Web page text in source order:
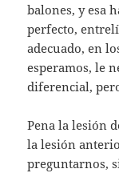
balones, y esa
perfecto,
adecuado, en
esperamos, le
diferencial,
Pena la lesión
la lesión
preguntarnos,